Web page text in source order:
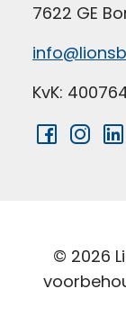
7622 GE
KvK:
© 2026